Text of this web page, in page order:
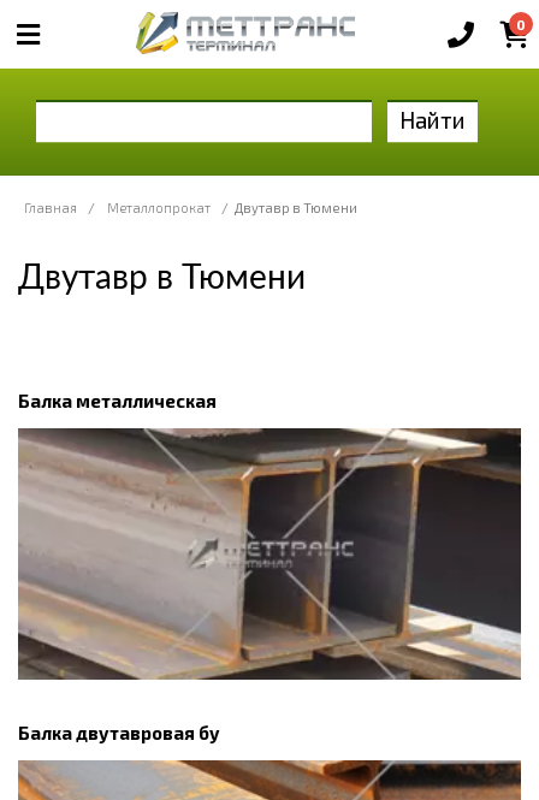
0
Найти
Главная / Металлопрокат / Двутавр в Тюмени
Двутавр в Тюмени
Балка металлическая
Балка двутавровая бу